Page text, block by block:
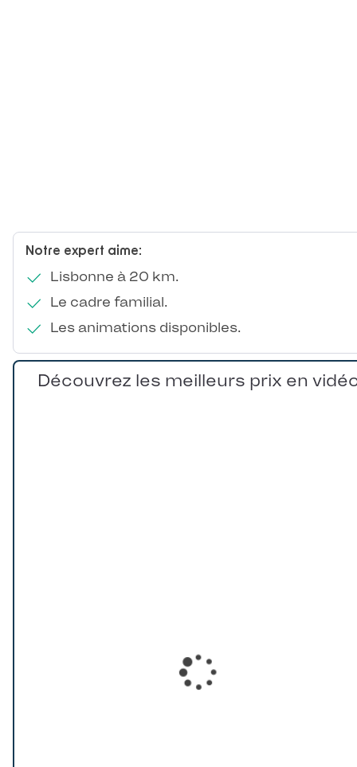
Notre expert aime:
Lisbonne à 20 km.
Le cadre familial.
Les animations disponibles.
Découvrez les meilleurs prix en